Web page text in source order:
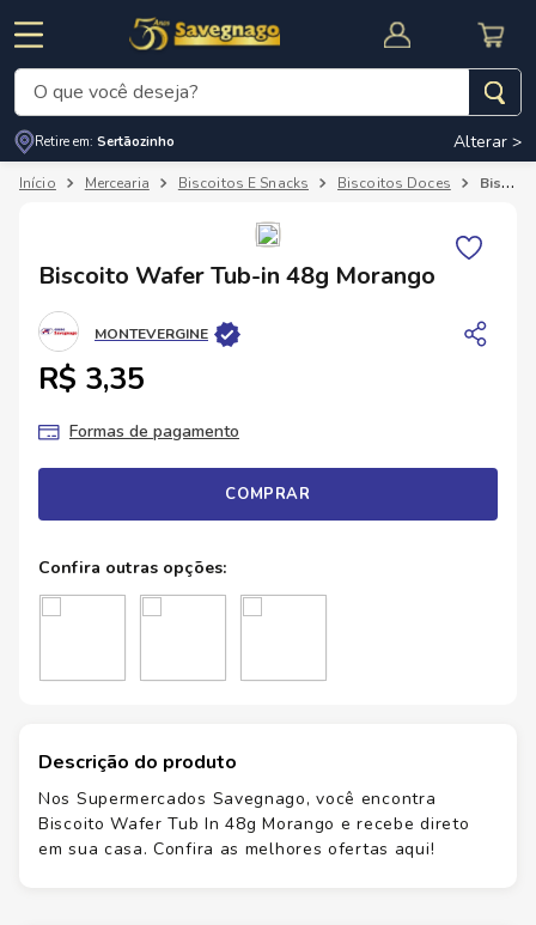
CUPOM DE DESCONTO
O que você deseja?
Retire em: Sertãozinho Alterar >
Mercearia Biscoitos E Snacks Biscoitos Doces Biscoito Wafer Tub-in 48g Morango
Biscoito Wafer Tub-in 48g Morango
MONTEVERGINE
R$ 3,35
Formas de pagamento
COMPRAR
Descrição do produto
Nos Supermercados Savegnago, você encontra
Biscoito Wafer Tub In 48g Morango e recebe direto
em sua casa. Confira as melhores ofertas aqui!
Termos mais buscados
3º
cerveja
4º
carne
5º arroz